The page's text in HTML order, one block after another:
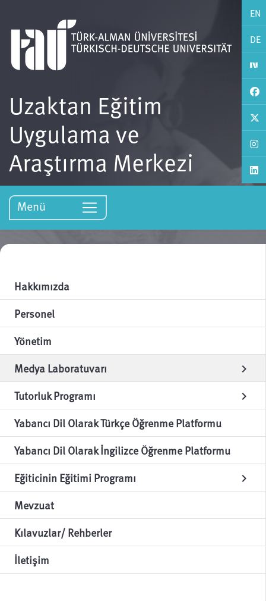
EN
DE
Uzaktan Eğitim
Uygulama ve
Araştırma Merkezi
Menü
Hakkımızda
Personel
Yönetim
Medya Laboratuvarı
chevron_right
Tutorluk Programı chevron_right
Yabancı Dil Olarak Türkçe Öğrenme Platformu
Yabancı Dil Olarak İngilizce Öğrenme Platformu
Eğiticinin Eğitimi Programı
chevron_right
Mevzuat
Kılavuzlar/ Rehberler
İletişim